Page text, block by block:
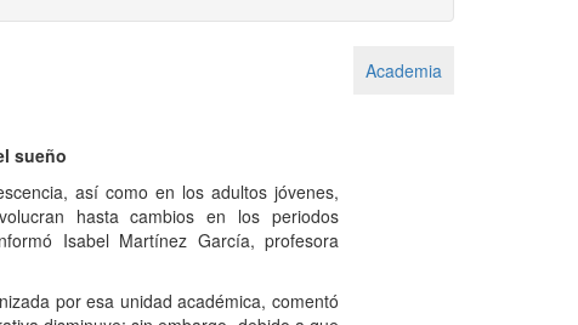
Academia
sueño
así como en los adultos jóvenes,
hasta cambios en los periodos
Isabel Martínez García, profesora
por esa unidad académica, comentó